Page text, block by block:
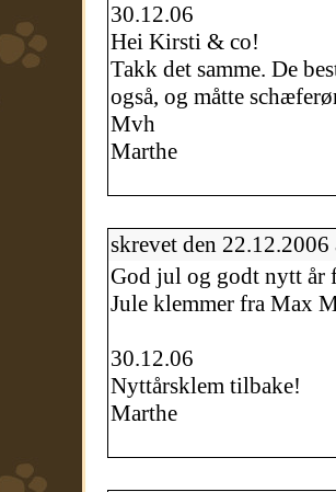
30.12.06
Hei Kirsti & co!
Takk det samme. De
også, og måtte
Mvh
Marthe
skrevet den
God jul og godt nytt år
Jule klemmer fra Max
30.12.06
Nyttårsklem tilbake!
Marthe